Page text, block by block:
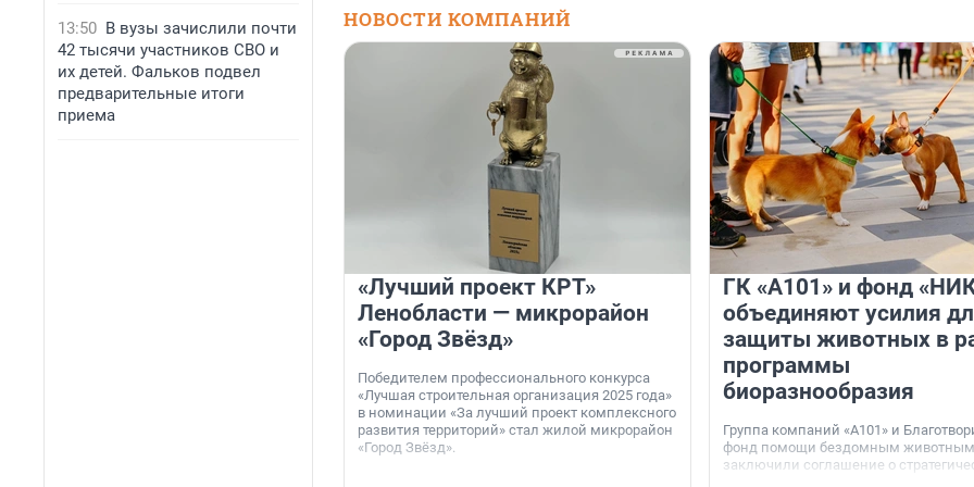
13:50 В вузы зачислили почти
42 тысячи участников СВО и
их детей. Фальков подвел
предварительные итоги
приема
НОВОСТИ КОМПАНИЙ
«Лучший проект КРТ»
Ленобласти — микрорайон
«Город Звёзд»
Победителем профессионального конкурса
«Лучшая строительная организация 2025 года»
в номинации «За лучший проект комплексного
развития территорий» стал жилой микрорайон
«Город Звёзд».
ГК «А101» и фонд
объединяют усилия
защиты животных в
программы
биоразнообразия
Группа компаний «А101» и
фонд помощи бездомным
заключили соглашение о